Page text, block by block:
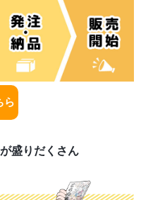
ら
盛りだくさん